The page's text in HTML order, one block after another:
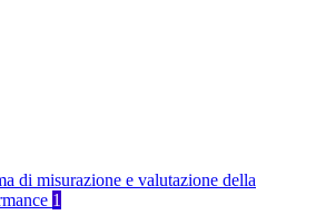
di misurazione e valutazione della
1